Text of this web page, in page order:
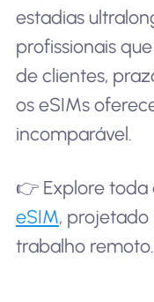
estadias
profissionais
de clientes,
os eSIMs
incomparável.
👉 Explore toda
eSIM,
trabalho remoto.